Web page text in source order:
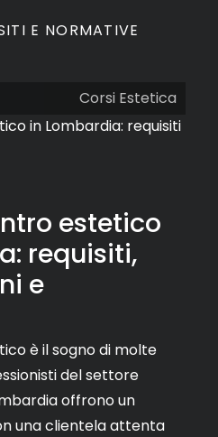
E NORMATIVE
Corsi Estetica
in Lombardia: requisiti
estetico
requisiti,
e
è il sogno di molte
del settore
offrono un
una clientela attenta